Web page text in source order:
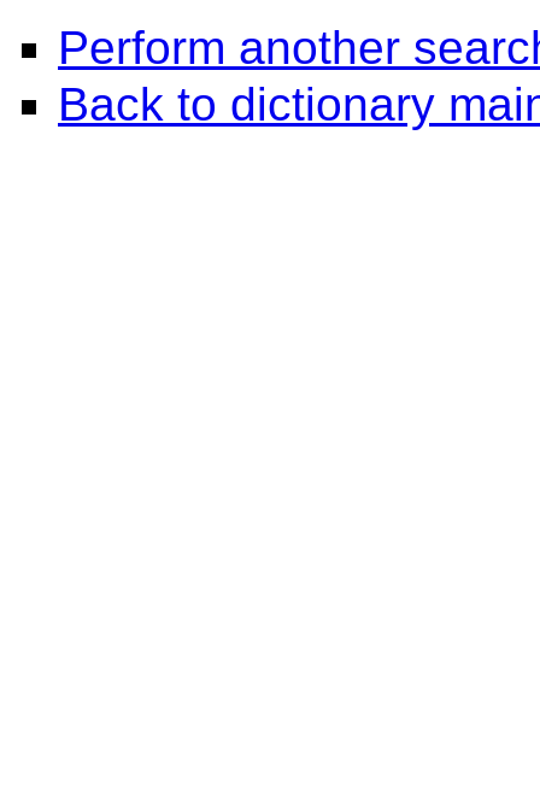
Perform another
Back to dictionary